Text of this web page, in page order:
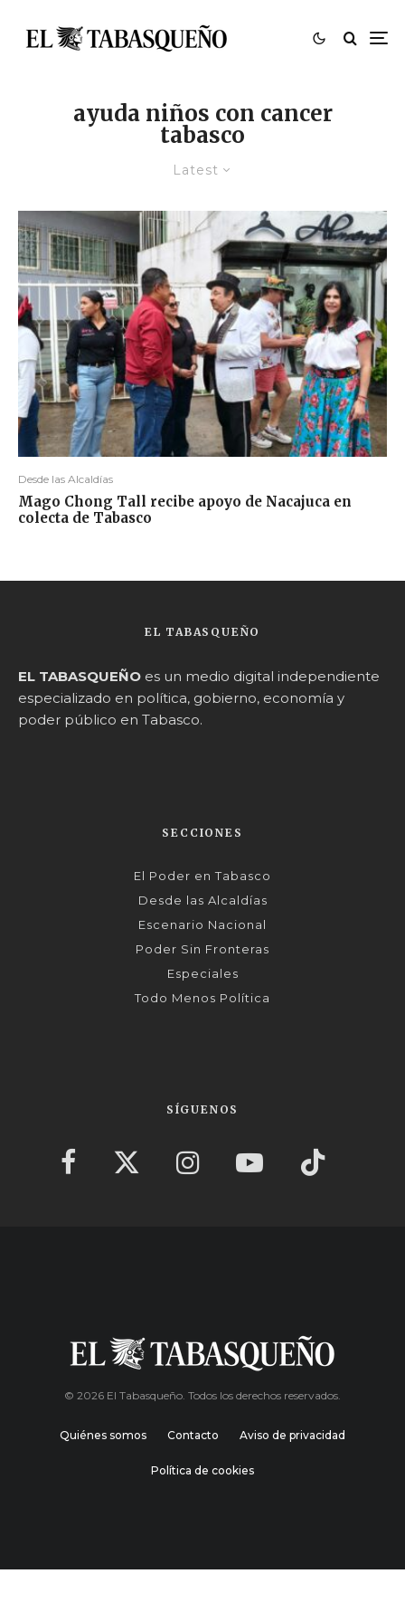
ayuda niños con cancer
tabasco
Latest
Desde las Alcaldías
Mago Chong Tall recibe apoyo de Nacajuca en
colecta de Tabasco
EL TABASQUEÑO
EL TABASQUEÑO es un medio digital independiente
especializado en política, gobierno, economía y
poder público en Tabasco.
SECCIONES
El Poder en Tabasco
Desde las Alcaldías
Escenario Nacional
Poder Sin Fronteras
Especiales
Todo Menos Política
SÍGUENOS
© 2026 El Tabasqueño. Todos los derechos reservados.
Quiénes somos Contacto Aviso de privacidad
Política de cookies